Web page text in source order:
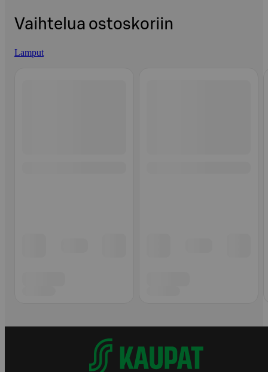
Vaihtelua ostoskoriin
Lamput